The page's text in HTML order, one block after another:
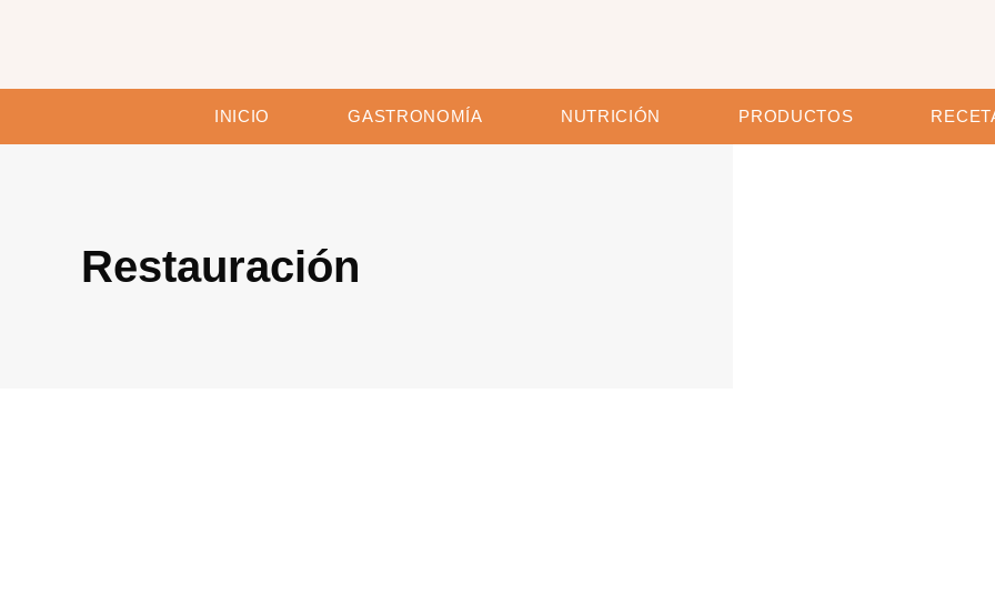
INICIO GASTRONOMÍA NUTRICIÓN PRODUCTOS
Restauración